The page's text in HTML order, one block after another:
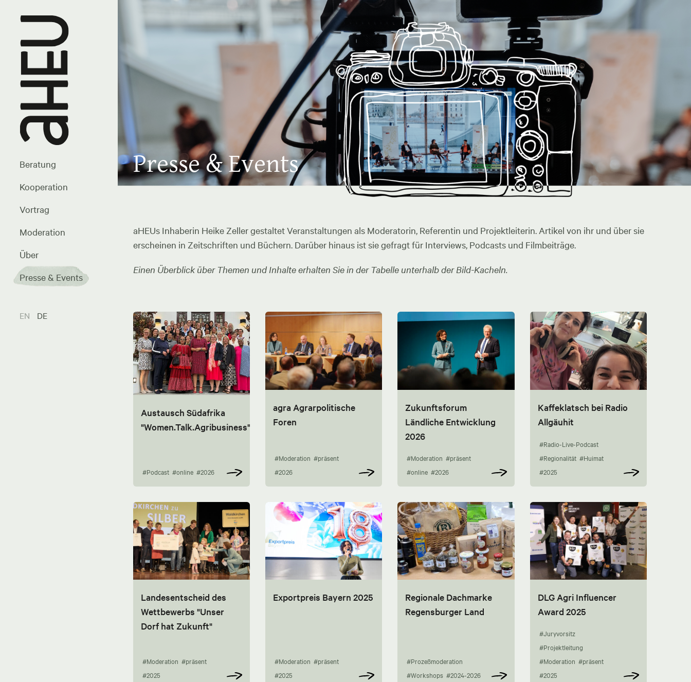
Beratung
Kooperation
Vortrag
Moderation
Über
Presse & Events
EN DE
Presse & Events
aHEUs Inhaberin Heike Zeller gestaltet Veranstaltungen als Moderatorin, Referentin und Projektleiterin. Artikel von ihr und über sie
erscheinen in Zeitschriften und Büchern. Darüber hinaus ist sie gefragt für Interviews, Podcasts und Filmbeiträge.
Einen Überblick über Themen und Inhalte erhalten Sie in der Tabelle unterhalb der Bild-Kacheln.
Austausch Südafrika
"Women.Talk.Agribusiness"
#Podcast #online #2026
agra Agrarpolitische
Foren
#Moderation #präsent
#2026
Zukunftsforum
Ländliche Entwicklung
2026
#Moderation #präsent
#online #2026
Kaffeklatsch bei Radio
Allgäuhit
#Radio-Live-Podcast
#Regionalität #Huimat
#2025
Landesentscheid des
Wettbewerbs "Unser
Dorf hat Zukunft"
#Moderation #präsent
#2025
Exportpreis Bayern 2025
#Moderation #präsent
#2025
Regionale Dachmarke
Regensburger Land
#Prozeßmoderation
#Workshops #2024-2026
DLG Agri Influencer
Award 2025
#Juryvorsitz
#Projektleitung
#Moderation #präsent
#2025